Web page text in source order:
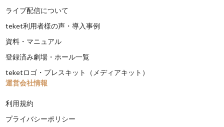
ライブ配信について
teket利用者様の声・導入事例
資料・マニュアル
登録済み劇場・ホール一覧
teketロゴ・プレスキット（メディアキット）
運営会社情報
利用規約
プライバシーポリシー